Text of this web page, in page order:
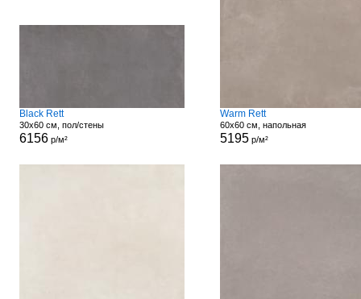
Black Rett
30x60 см, пол/стены
6156р/м²
Warm Rett
60x60 см, напольная
5195р/м²